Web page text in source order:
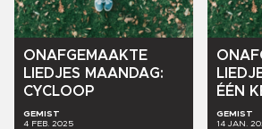
ONAFGEMAAKTE
LIEDJES MAANDAG:
CYCLOOP
GEMIST
4 FEB. 2025
ÉÉN
GEMIST
14 JAN.